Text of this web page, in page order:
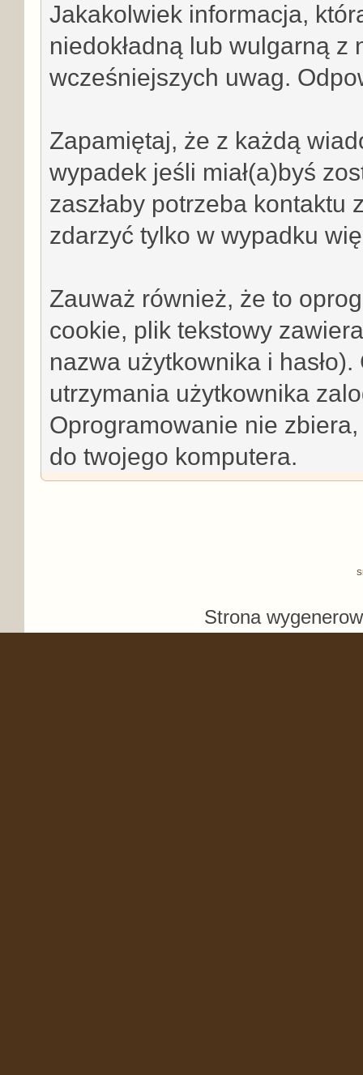
Jakakolwiek informacja,
niedokładną lub wulgarną
wcześniejszych uwag.
Zapamiętaj, że z każdą
wypadek jeśli miał(a)byś
zaszłaby potrzeba kontaktu
zdarzyć tylko w wypadku
Zauważ również, że to
cookie, plik tekstowy
nazwa użytkownika i
utrzymania użytkownika
Oprogramowanie nie
do twojego komputera.
Strona